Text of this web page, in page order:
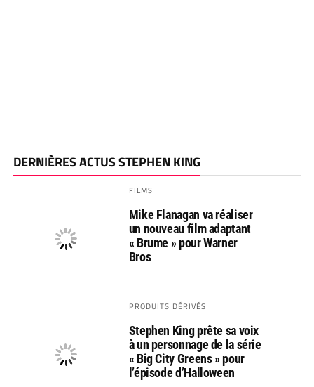
DERNIÈRES ACTUS STEPHEN KING
FILMS
Mike Flanagan va réaliser
un nouveau film adaptant
« Brume » pour Warner
Bros
PRODUITS DÉRIVÉS
Stephen King prête sa voix
à un personnage de la série
« Big City Greens » pour
l’épisode d’Halloween